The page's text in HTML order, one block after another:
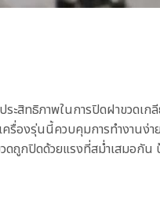
สิทธิภาพในการปิดฝาขวดเก
รื่องรุ่นนี้ควบคุมการทำงานง่า
ดถูกปิดด้วยแรงที่สม่ำเสมอกั